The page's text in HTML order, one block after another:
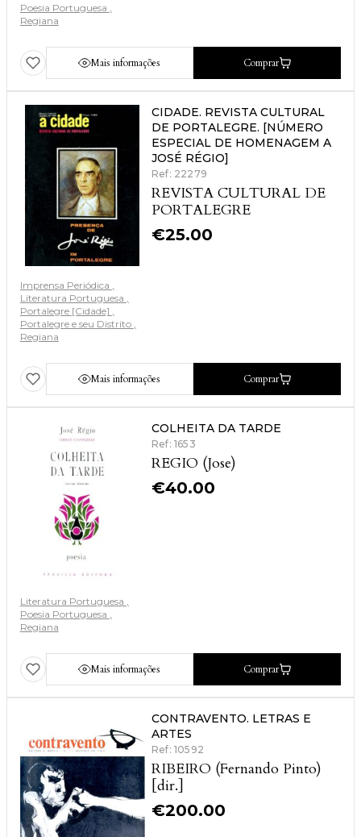
Poesia Portuguesa
Regiana
Mais informações Comprar
CIDADE. REVISTA CULTURAL
DE PORTALEGRE. [NÚMERO
ESPECIAL DE HOMENAGEM A
JOSÉ RÉGIO]
Ref: 22279
REVISTA CULTURAL DE
PORTALEGRE
€25.00
Imprensa Periódica
Literatura Portuguesa
Portalegre [Cidade]
Portalegre e seu Distrito
Regiana
Mais informações Comprar
COLHEITA DA TARDE
Ref: 1653
REGIO (Jose)
€40.00
Literatura Portuguesa
Poesia Portuguesa
Regiana
Mais informações Comprar
CONTRAVENTO. LETRAS E
ARTES
Ref: 10592
RIBEIRO (Fernando Pinto)
[dir.]
€200.00